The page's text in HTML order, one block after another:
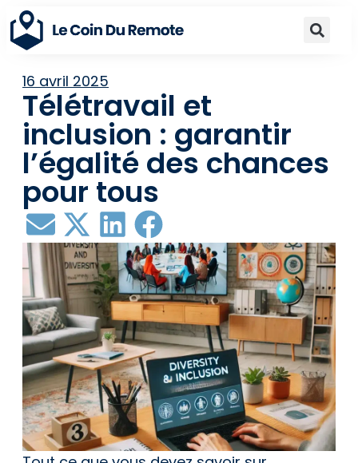
16 avril 2025
Télétravail et
inclusion : garantir
l’égalité des chances
pour tous